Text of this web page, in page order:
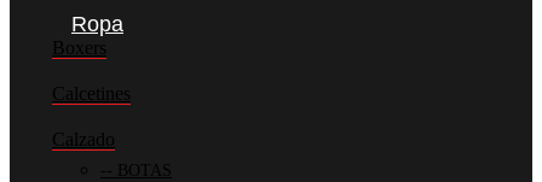
Ropa
Boxers
Calcetines
Calzado
BOTAS